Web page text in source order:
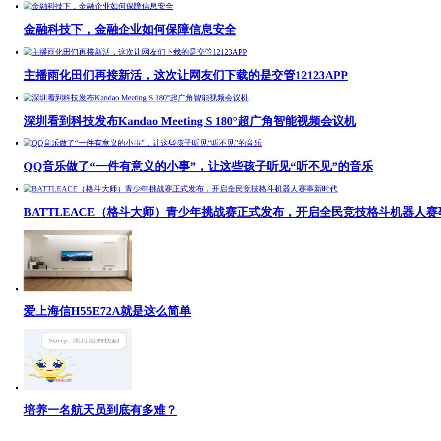
金融科技下，金融企业如何保障信息安全
主播雨化田们再接新活，这次让网友们下载的是交管12123APP
深圳看到科技发布Kandao Meeting S 180°超广角智能视频会议机
QQ音乐做了“一件有意义的小事”，让这些孩子听见“听不见”的音乐
BATTLEACE（格斗大师）青少年挑战赛正式发布，开启全民竞技格斗机器人赛
爱上海信H55E72A就是这么简单
培养一名航天员到底有多难？